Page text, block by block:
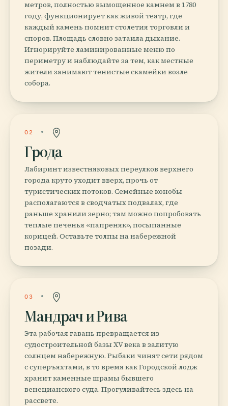
метров, полностью вымощенное камнем в 1780
году, функционирует как живой театр, где
каждый камень помнит столетия торговли и
споров. Площадь словно затаила дыхание.
Игнорируйте ламинированные меню по
периметру и наблюдайте за тем, как местные
жители занимают тенистые скамейки возле
собора.
02
Грода
Лабиринт известняковых переулков верхнего
города круто уходит вверх, прочь от
туристических потоков. Семейные конобы
располагаются в сводчатых подвалах, где
раньше хранили зерно; там можно попробовать
теплые печенья «папреняк», посыпанные
корицей. Оставьте толпы на набережной
позади.
03
Мандрач и Рива
Эта рабочая гавань превращается из
судостроительной базы XV века в залитую
солнцем набережную. Рыбаки чинят сети рядом
с суперъяхтами, в то время как Городской лодж
хранит каменные шрамы бывшего
венецианского суда. Прогуливайтесь здесь на
рассвете.